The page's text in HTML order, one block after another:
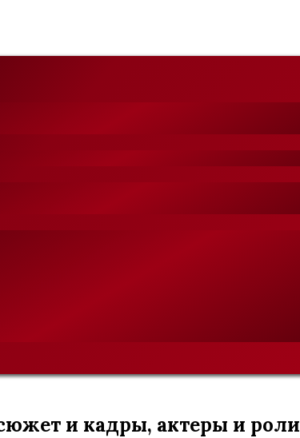
и кадры, актеры и роли